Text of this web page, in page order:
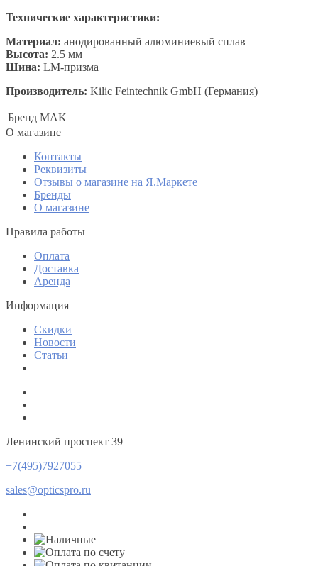
Технические характеристики:
Материал: анодированный алюминиевый сплав
Высота: 2.5 мм
Шина: LM-призма
Производитель: Kilic Feintechnik GmbH (Германия)
Бренд MAK
O магазине
Контакты
Реквизиты
Отзывы о магазине на Я.Маркете
Бренды
О магазине
Правила работы
Оплата
Доставка
Аренда
Информация
Скидки
Новости
Статьи
Ленинский проспект 39
+7(495)7927055
sales@opticspro.ru